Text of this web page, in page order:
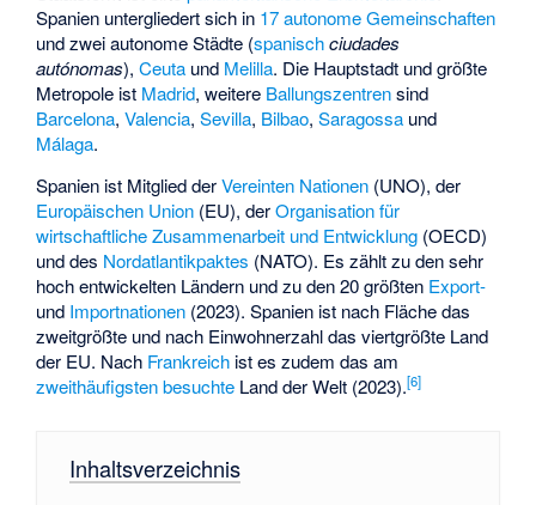
Spanien untergliedert sich in 17 autonome Gemeinschaften
und zwei autonome Städte (spanisch ciudades
autónomas),Ceuta und Melilla. Die Hauptstadt und größte
Metropole ist Madrid, weitere Ballungszentrensind
Barcelona,Valencia,Sevilla, Bilbao,Saragossa und
Málaga.
Spanien ist Mitglied derVereinten Nationen (UNO), der
Europäischen Union (EU), derOrganisation für
wirtschaftliche Zusammenarbeit und Entwicklung (OECD)
und des Nordatlantikpaktes (NATO). Es zählt zu den sehr
hoch entwickelten Ländern und zu den 20 größten Export-
und Importnationen (2023). Spanien ist nach Fläche das
zweitgrößte und nach Einwohnerzahl das viertgrößte Land
der EU. Nach Frankreich ist es zudem das am
zweithäufigsten besuchte Land der Welt (2023).[6]
Inhaltsverzeichnis